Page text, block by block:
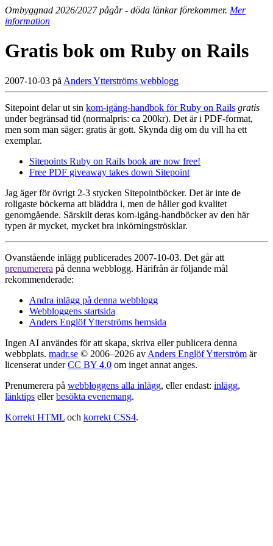
Ombyggnad 2026/2027 pågår - döda länkar förekommer. Mer
information
Gratis bok om Ruby on Rails
2007-10-03 på Anders Ytterströms webblogg
Sitepoint delar ut sin kom-igång-handbok för Ruby on Rails gratis
under begränsad tid (normalpris: ca 200kr). Det är i PDF-format,
men som man säger: gratis är gott. Skynda dig om du vill ha ett
exemplar.
Sitepoints Ruby on Rails book are now free!
Free PDF giveaway takes down Sitepoint
Jag äger för övrigt 2-3 stycken Sitepointböcker. Det är inte de
roligaste böckerna att bläddra i, men de håller god kvalitet
genomgående. Särskilt deras kom-igång-handböcker av den här
typen är mycket, mycket bra inkörningströsklar.
Ovanstående inlägg publicerades 2007-10-03. Det går att
prenumerera på denna webblogg. Härifrån är följande mål
rekommenderade:
Andra inlägg på denna webblogg
Webbloggens startsida
Anders Englöf Ytterströms hemsida
Ingen AI användes för att skapa, skriva eller publicera denna
webbplats. madr.se © 2006–2026 av Anders Englöf Ytterström är
licenserat underCC BY 4.0 om inget annat anges.
Prenumerera på webbloggens alla inlägg, eller endast: inlägg,
länktips ellerbesökta evenemang.
Korrekt HTML och korrekt CSS4.